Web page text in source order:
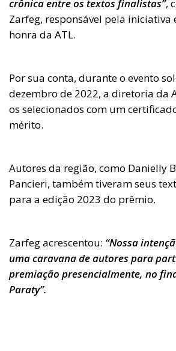
crônica entre os textos finalistas”,
Zarfeg, responsável pela iniciativa
honra da ATL.
Por sua conta, durante o evento
dezembro de 2022, a diretoria da
os selecionados com um
mérito.
Autores da região, como Danielly
Pancieri, também tiveram seus
para a edição 2023 do prêmio.
Zarfeg acrescentou: “Nossa
uma caravana de autores para
premiação presencialmente, no
Paraty”.